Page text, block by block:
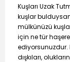
Kuşları Uzak
kuşlar
mülkünüzü
için ne tür
ediyorsunuzdur.
dışkıları,